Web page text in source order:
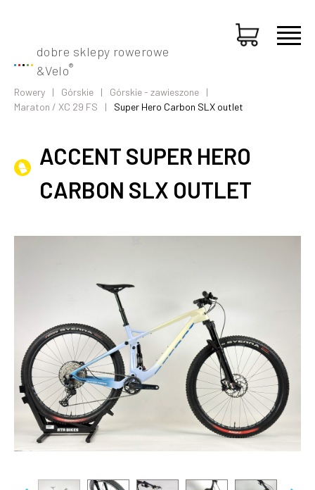
dobre sklepy rowerowe
&Velo®
Rowery Górskie
Górskie - zawieszone
Maraton / XC 29 FS
Super Hero Carbon SLX outlet
ACCENT SUPER HERO
CARBON SLX OUTLET